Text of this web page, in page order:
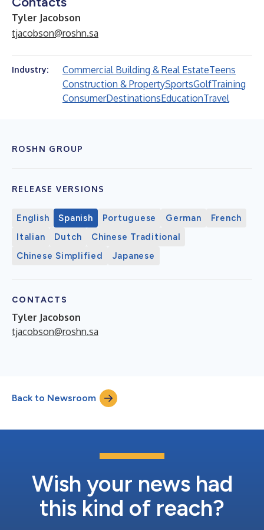
Tyler Jacobson
tjacobson@roshn.sa
Industry: Commercial Building & Real EstateTeens
Construction & PropertySportsGolfTraining
ConsumerDestinationsEducationTravel
ROSHN GROUP
RELEASE VERSIONS
English Spanish Portuguese German
French
Italian
Dutch
Chinese Traditional
Chinese Simplified
Japanese
CONTACTS
Tyler Jacobson
tjacobson@roshn.sa
Back to Newsroom
Wish your news had
this kind of reach?